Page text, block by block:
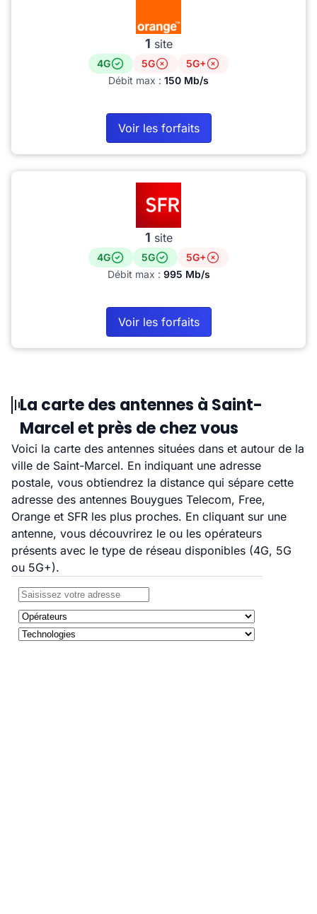
1 site
4G 5G
5G+
Débit max : 150 Mb/s
Voir les forfaits
1 site
4G 5G
5G+
Débit max : 995 Mb/s
Voir les forfaits
La carte des antennes à Saint-
Marcel et près de chez vous
Voici la carte des antennes situées dans et autour de la
ville de Saint-Marcel. En indiquant une adresse
postale, vous obtiendrez la distance qui sépare cette
adresse des antennes Bouygues Telecom, Free,
Orange et SFR les plus proches. En cliquant sur une
antenne, vous découvrirez le ou les opérateurs
présents avec le type de réseau disponibles (4G, 5G
ou 5G+).